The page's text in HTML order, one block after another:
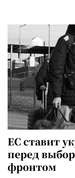
ЕС ставит
перед
фронтом